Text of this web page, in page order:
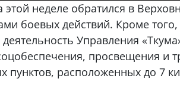
неделе обратился в
боевых действий. Кроме
Управления
просвещения и
пунктов, расположенных до 7